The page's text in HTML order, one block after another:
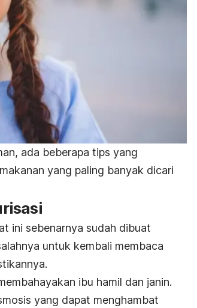
ada beberapa tips yang
yang paling banyak dicari
ini sebenarnya sudah dibuat
untuk kembali membaca
ibu hamil dan janin.
yang dapat menghambat